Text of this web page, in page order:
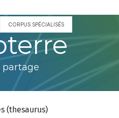
CORPUS SPÉCIALISÉS
partage
(thesaurus)